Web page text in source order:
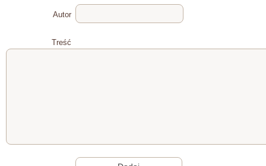
Autor
Treść